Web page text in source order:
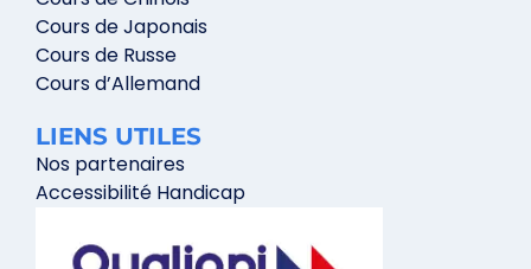
Cours de Japonais
Cours de Russe
Cours d’Allemand
LIENS UTILES
Nos partenaires
Accessibilité Handicap